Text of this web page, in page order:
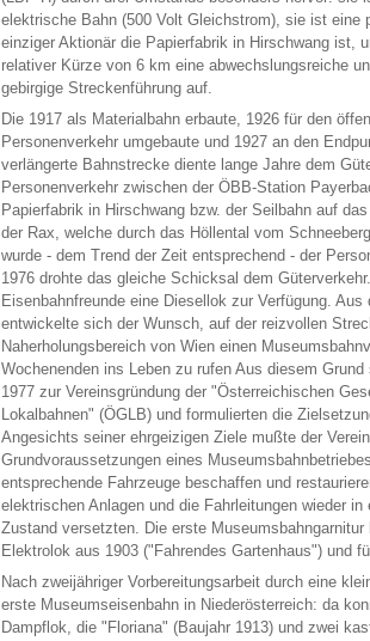
elektrische Bahn (500 Volt Gleichstrom), sie ist eine
einziger Aktionär die Papierfabrik in Hirschwang ist,
relativer Kürze von 6 km eine abwechslungsreiche
gebirgige Streckenführung auf.
Die 1917 als Materialbahn erbaute, 1926 für den
Personenverkehr umgebaute und 1927 an den
verlängerte Bahnstrecke diente lange Jahre dem
Personenverkehr zwischen der ÖBB-Station
Papierfabrik in Hirschwang bzw. der Seilbahn auf
der Rax, welche durch das Höllental vom
wurde - dem Trend der Zeit entsprechend - der
1976 drohte das gleiche Schicksal dem
Eisenbahnfreunde eine Diesellok zur Verfügung.
entwickelte sich der Wunsch, auf der reizvollen
Naherholungsbereich von Wien einen
Wochenenden ins Leben zu rufen Aus diesem
1977 zur Vereinsgründung der "Österreichischen
Lokalbahnen" (ÖGLB) und formulierten die
Angesichts seiner ehrgeizigen Ziele mußte der
Grundvoraussetzungen eines
entsprechende Fahrzeuge beschaffen und
elektrischen Anlagen und die Fahrleitungen wieder in
Zustand versetzten. Die erste Museumsbahngarnitur
Elektrolok aus 1903 ("Fahrendes Gartenhaus") und
Nach zweijähriger Vorbereitungsarbeit durch eine
erste Museumseisenbahn in Niederösterreich: da
Dampflok, die "Floriana" (Baujahr 1913) und zwei